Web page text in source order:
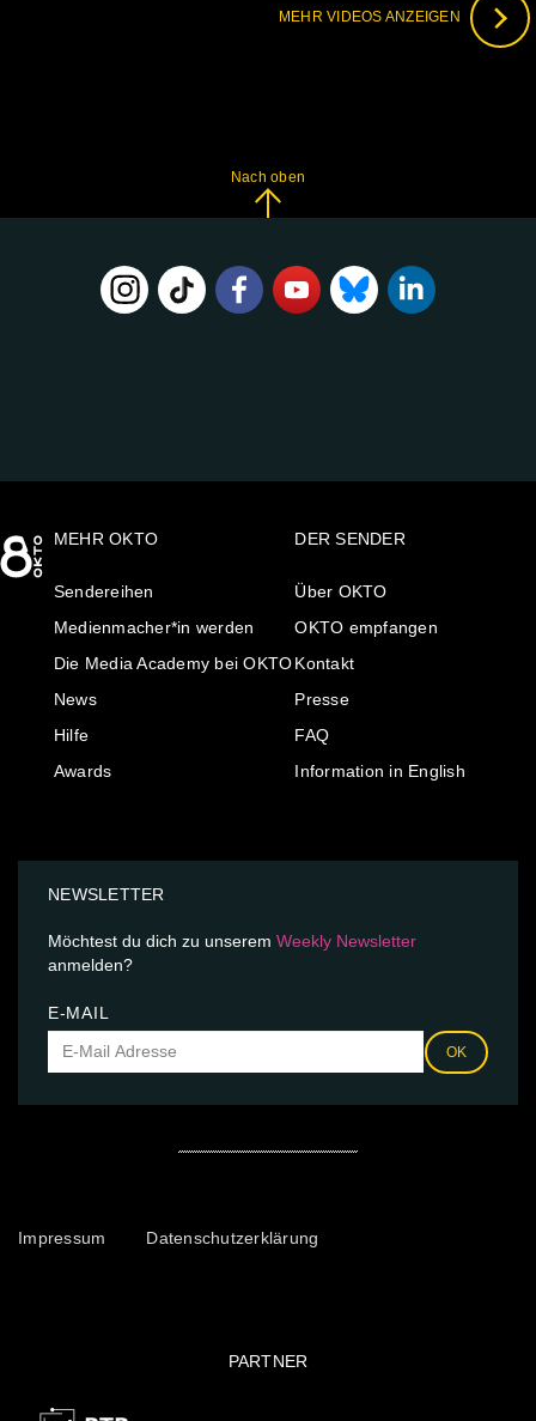
MEHR VIDEOS ANZEIGEN
Nach oben
MEHR OKTO
Sendereihen
Medienmacher*in werden
Die Media Academy bei OKTO
News
Hilfe
Awards
DER SENDER
Über OKTO
OKTO empfangen
Kontakt
Presse
FAQ
Information in English
NEWSLETTER
Möchtest du dich zu unserem Weekly Newsletter
anmelden?
E-MAIL
OK
Impressum Datenschutzerklärung
PARTNER